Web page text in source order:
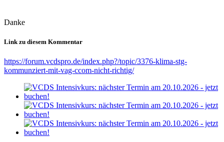
Danke
Link zu diesem Kommentar
https://forum.vcdspro.de/index.php?/topic/3376-klima-stg-
kommunziert-mit-vag-ccom-nicht-richtig/